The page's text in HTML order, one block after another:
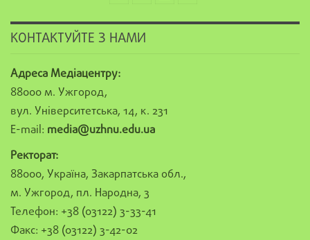
КОНТАКТУЙТЕ З НАМИ
Адреса Медіацентру:
88000 м. Ужгород,
вул. Університетська, 14, к. 231
E-mail: media@uzhnu.edu.ua
Ректорат:
88000, Україна, Закарпатська обл.,
м. Ужгород, пл. Народна, 3
Телефон: +38 (03122) 3-33-41
Факс: +38 (03122) 3-42-02